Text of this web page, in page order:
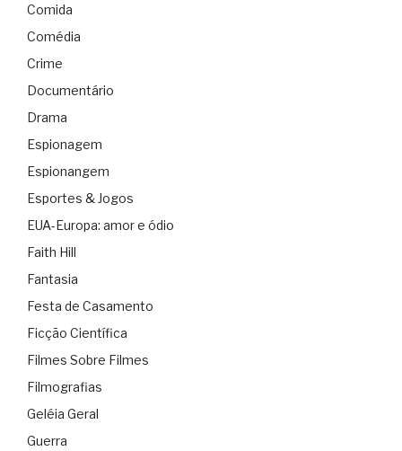
Comida
Comédia
Crime
Documentário
Drama
Espionagem
Espionangem
Esportes & Jogos
EUA-Europa: amor e ódio
Faith Hill
Fantasia
Festa de Casamento
Ficção Científica
Filmes Sobre Filmes
Filmografias
Geléia Geral
Guerra